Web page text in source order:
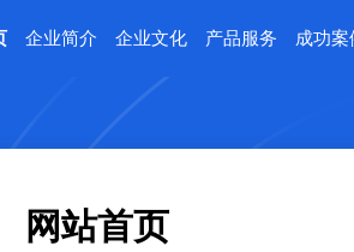
企业简介 企业文化 产品服务 成功案
网站首页